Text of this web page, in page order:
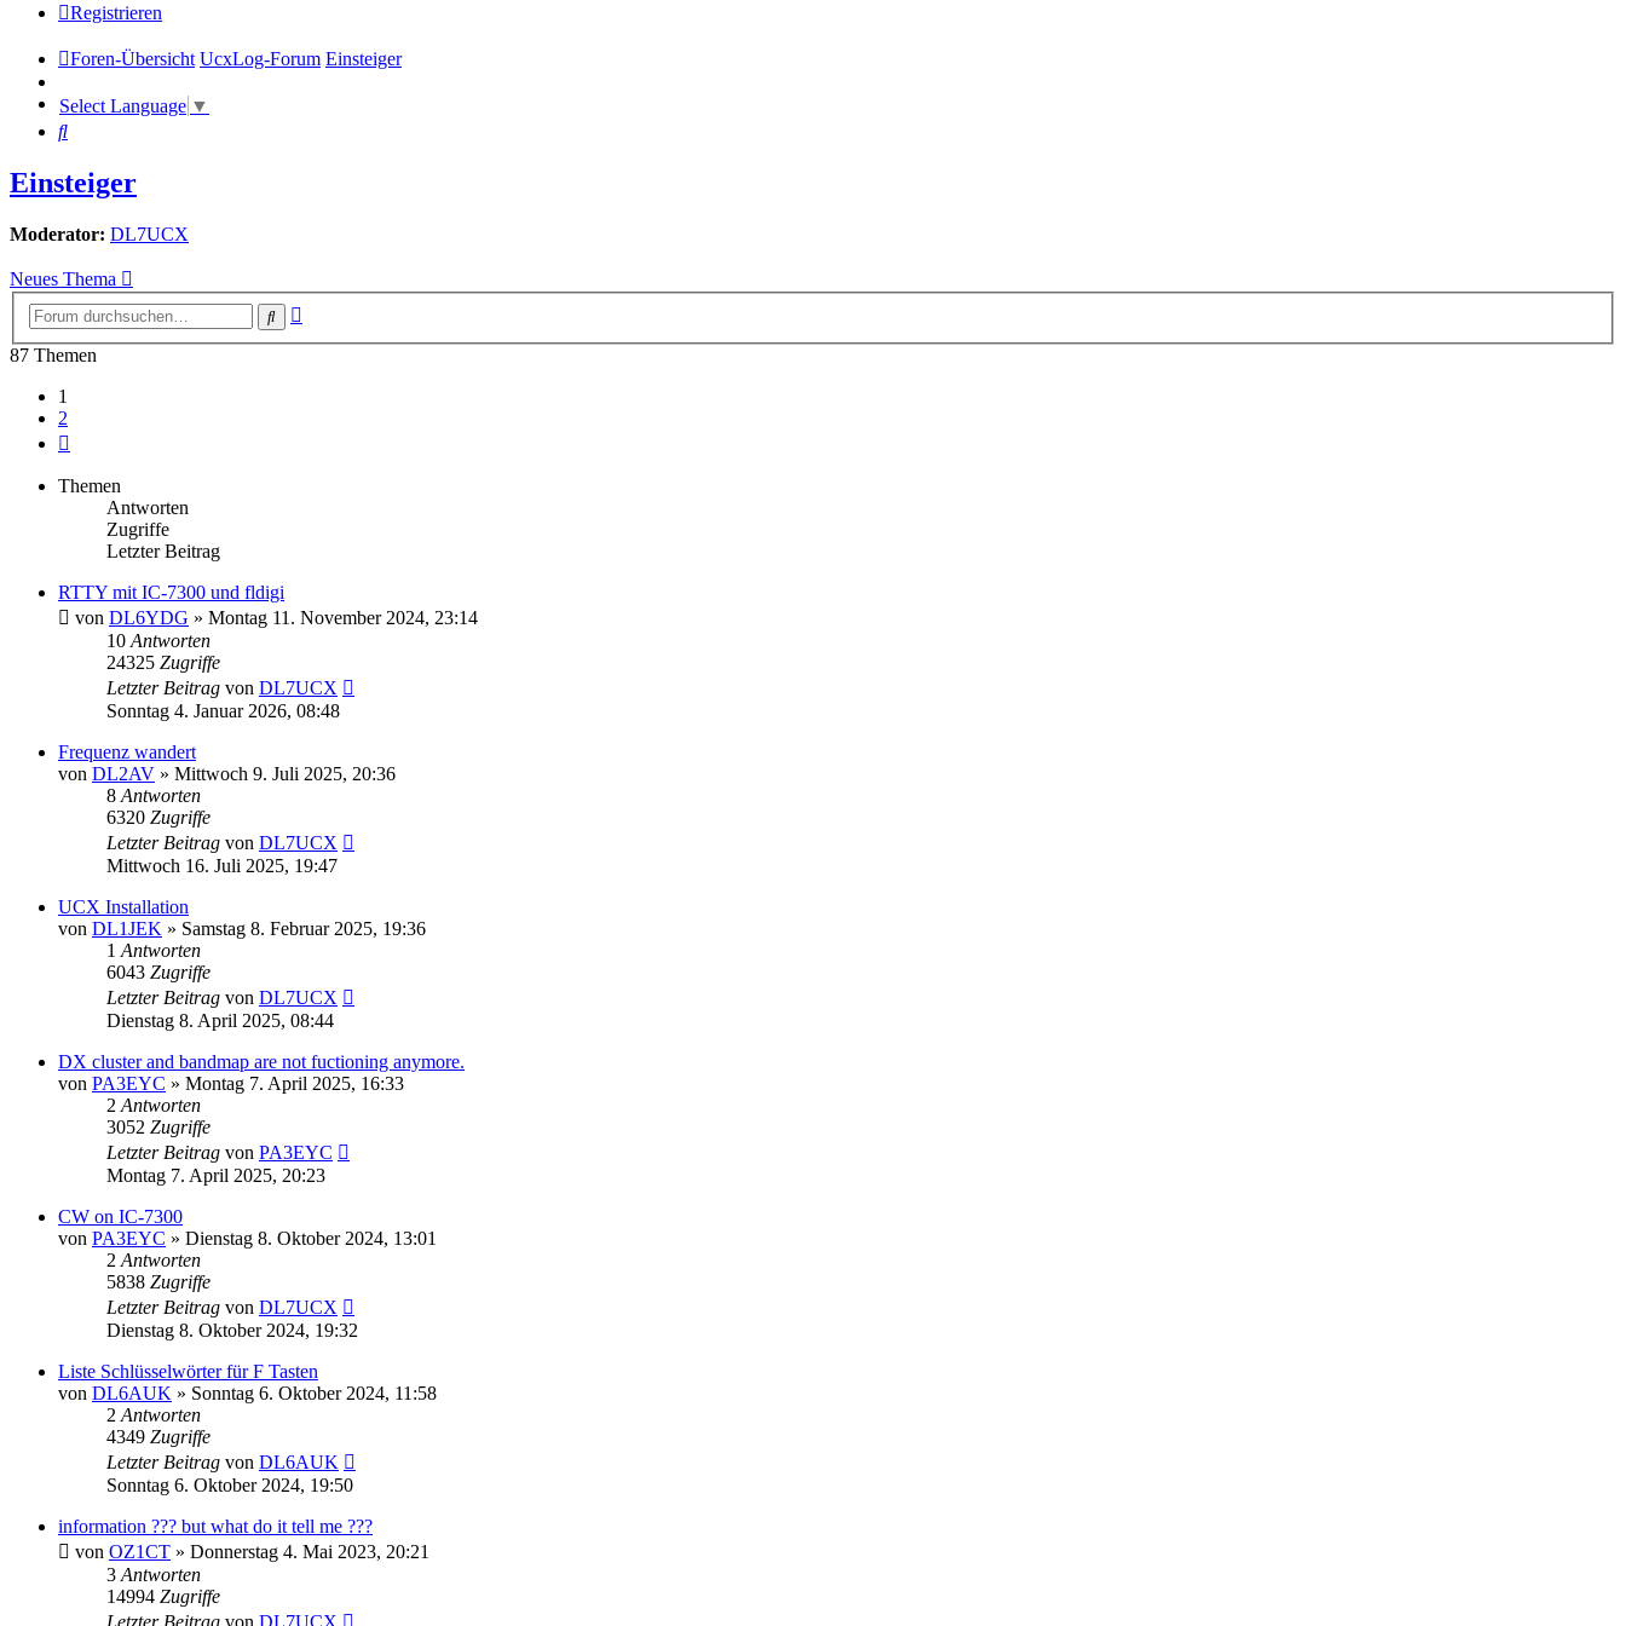
Registrieren
Foren-Übersicht UcxLog-Forum Einsteiger
Select Language ▼
Suche
Einsteiger
Moderator: DL7UCX
Neues Thema
Suche
87 Themen
1
2
Themen
Antworten
Zugriffe
Letzter Beitrag
RTTY mit IC-7300 und fldigi
von DL6YDG » Montag 11. November 2024, 23:14
10 Antworten
24325 Zugriffe
Letzter Beitrag von DL7UCX
Sonntag 4. Januar 2026, 08:48
Frequenz wandert
von DL2AV » Mittwoch 9. Juli 2025, 20:36
8 Antworten
6320 Zugriffe
Letzter Beitrag von DL7UCX
Mittwoch 16. Juli 2025, 19:47
UCX Installation
von DL1JEK » Samstag 8. Februar 2025, 19:36
1 Antworten
6043 Zugriffe
Letzter Beitrag von DL7UCX
Dienstag 8. April 2025, 08:44
DX cluster and bandmap are not fuctioning anymore.
von PA3EYC » Montag 7. April 2025, 16:33
2 Antworten
3052 Zugriffe
Letzter Beitrag von PA3EYC
Montag 7. April 2025, 20:23
CW on IC-7300
von PA3EYC » Dienstag 8. Oktober 2024, 13:01
2 Antworten
5838 Zugriffe
Letzter Beitrag von DL7UCX
Dienstag 8. Oktober 2024, 19:32
Liste Schlüsselwörter für F Tasten
von DL6AUK » Sonntag 6. Oktober 2024, 11:58
2 Antworten
4349 Zugriffe
Letzter Beitrag von DL6AUK
Sonntag 6. Oktober 2024, 19:50
information ??? but what do it tell me ???
von OZ1CT » Donnerstag 4. Mai 2023, 20:21
3 Antworten
14994 Zugriffe
Letzter Beitrag von DL7UCX